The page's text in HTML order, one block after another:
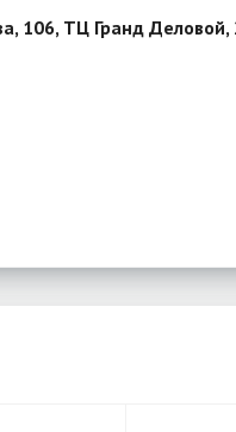
106, ТЦ Гранд Деловой,